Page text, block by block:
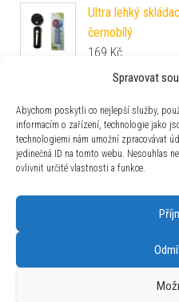
Spravovat
Abychom poskytli co nejlepší služby,
informacím o zařízení, technologie jako
technologiemi nám umožní zpracovávat
jedinečná ID na tomto webu. Nesouhlas
ovlivnit určité vlastnosti a funkce.
Ultra lehký
černobílý
169 Kč
OUT OF THE
189Kč
Automatický
20 m
s.r.o. Chodovská